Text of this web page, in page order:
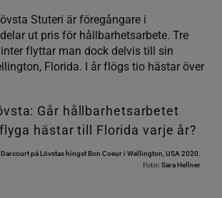
Stuteri är föregångare i
ut pris för hållbarhetsarbete. Tre
flyttar man dock delvis till sin
Florida. I år flögs tio hästar över
på Lövstas hingst Bon Coeur i Wellington, USA 2020.
Foto: Sara Hellner